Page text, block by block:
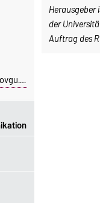
Herausgeber
der
Auftrag des